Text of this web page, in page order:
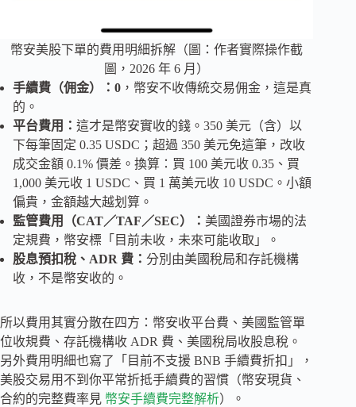
幣安美股下單的費用明細拆解（圖：作者實際操作截
圖，2026 年 6 月）
手續費（佣金）：0 ，幣安不收傳統交易佣金，這是真
的。
平台費用： 這才是幣安實收的錢。350 美元（含）以
下每筆固定 0.35 USDC；超過 350 美元免這筆，改收
成交金額 0.1% 價差。換算：買 100 美元收 0.35、買
1,000 美元收 1 USDC、買 1 萬美元收 10 USDC。小額
偏貴，金額越大越划算。
監管費用（CAT／TAF／SEC）： 美國證券市場的法
定規費，幣安標「目前未收，未來可能收取」。
股息預扣稅、ADR 費： 分別由美國稅局和存託機構
收，不是幣安收的。
所以費用其實分散在四方：幣安收平台費、美國監管單
位收規費、存託機構收 ADR 費、美國稅局收股息稅。
另外費用明細也寫了「目前不支援 BNB 手續費折扣」，
美股交易用不到你平常折抵手續費的習慣（幣安現貨、
合約的完整費率見 幣安手續費完整解析）。